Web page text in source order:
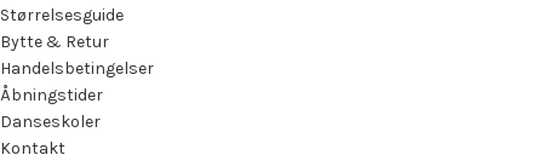
Størrelsesguide
Bytte & Retur
Handelsbetingelser
Åbningstider
Danseskoler
Kontakt